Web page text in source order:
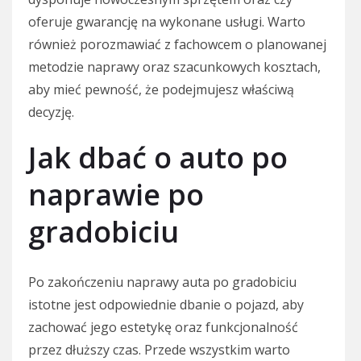
oferuje gwarancję na wykonane usługi. Warto
również porozmawiać z fachowcem o planowanej
metodzie naprawy oraz szacunkowych kosztach,
aby mieć pewność, że podejmujesz właściwą
decyzję.
Jak dbać o auto po
naprawie po
gradobiciu
Po zakończeniu naprawy auta po gradobiciu
istotne jest odpowiednie dbanie o pojazd, aby
zachować jego estetykę oraz funkcjonalność
przez dłuższy czas. Przede wszystkim warto